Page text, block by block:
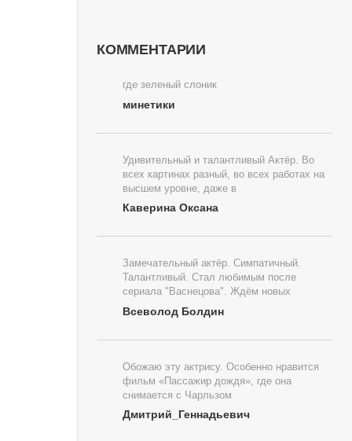
КОММЕНТАРИИ
где зеленый слоник
минетики
Удивительный и талантливый Актёр. Во
всех картинах разный, во всех работах на
высшем уровне, даже в
Каверина Оксана
Замечательный актёр. Симпатичный.
Талантливый. Стал любимым после
сериала "Васнецова". Ждём новых
Всеволод Болдин
Обожаю эту актрису. Особенно нравится
фильм «Пассажир дождя», где она
снимается с Чарльзом
Дмитрий_Геннадьевич